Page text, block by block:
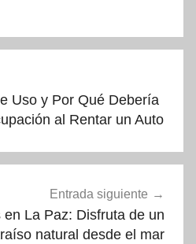
Uso y Por Qué Debería
al Rentar un Auto
Entrada siguiente
en La Paz: Disfruta de un
natural desde el mar